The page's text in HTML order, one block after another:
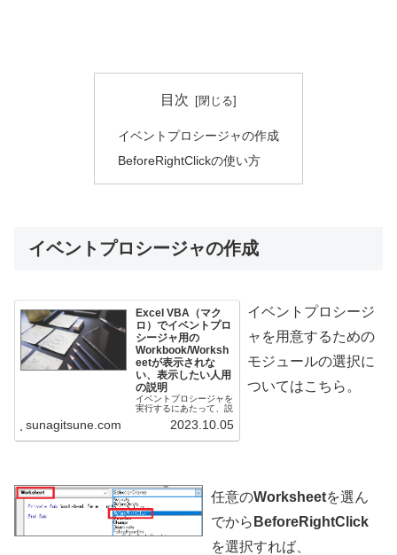
目次
イベントプロシージャの作成
BeforeRightClickの使い方
イベントプロシージャの作成
Excel VBA（マク
ロ）でイベントプロ
シージャ用の
Workbook/Worksh
eetが表示されな
い、表示したい人用
の説明
イベントプロシージャを
実行するにあたって、説
Workbookまたは
ず、手動でプロシージャ
名を変更してもイベ...
sunagitsune.com 2023.10.05
イベントプロシージ
ャを用意するための
モジュールの選択に
ついてはこちら。
任意のWorksheetを選ん
でから BeforeRightClick
を選択すれば、